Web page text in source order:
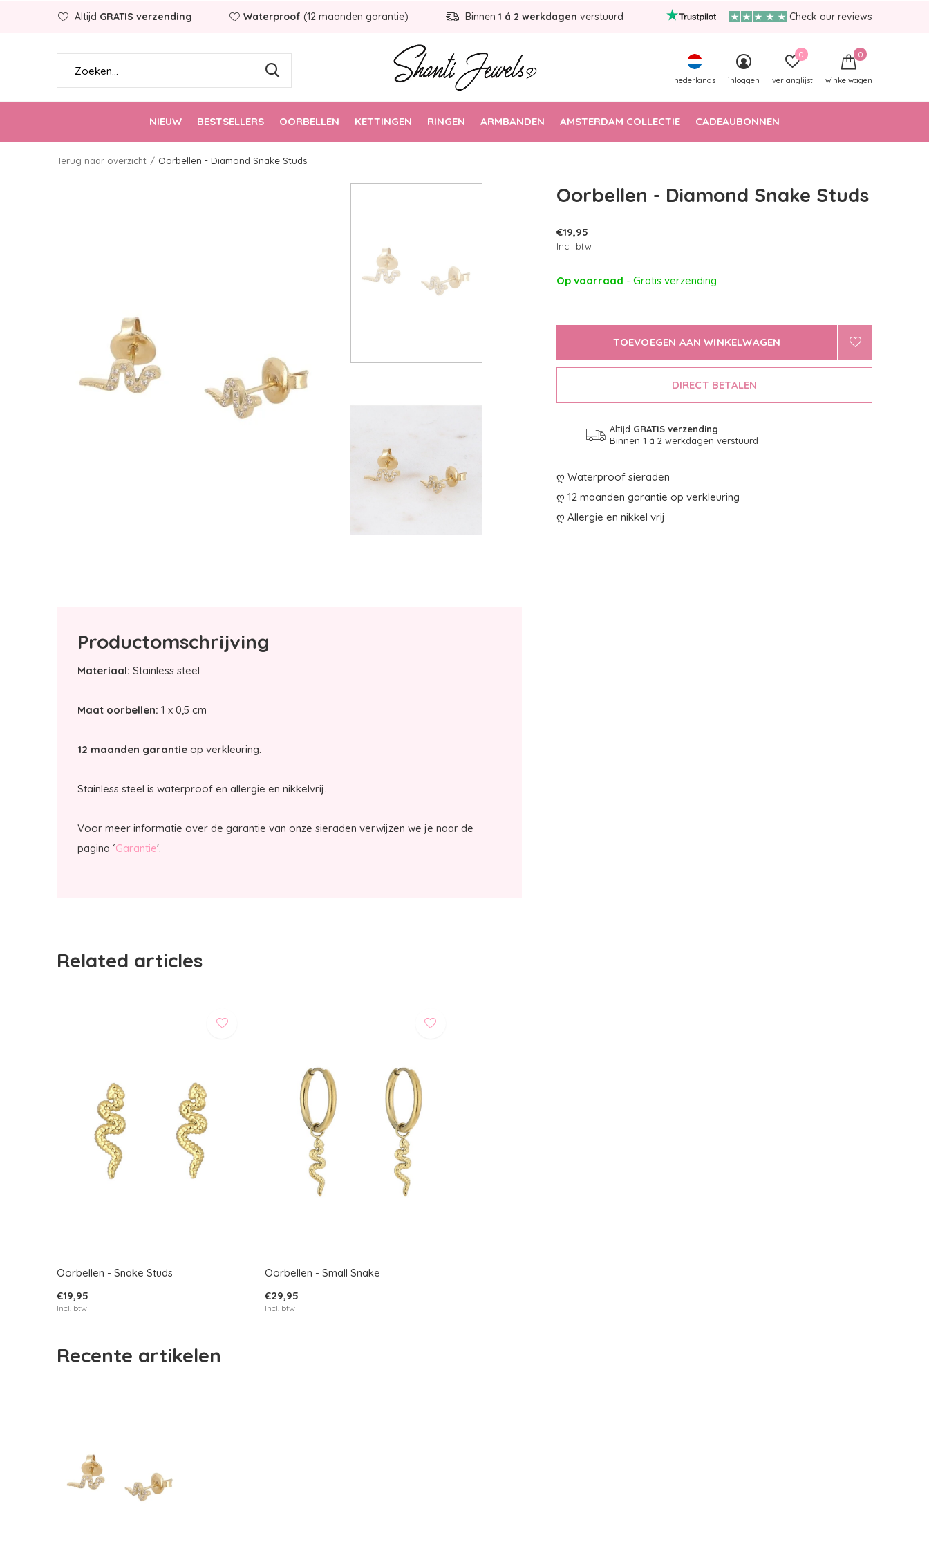
NIEUW BESTSELLERS OORBELLEN KETTINGEN RINGEN ARMBANDEN AMSTERDAM COLLECTIE CADEAUBONNEN
nederlands inloggen verlanglijst
0
winkelwagen
0
Altijd GRATIS verzending Waterproof (12 maanden garantie) Binnen 1 á 2 werkdagen verstuurd Check our reviews
Terug naar overzicht Oorbellen - Diamond Snake Studs
Oorbellen - Diamond Snake Studs
€19,95
Incl. btw
Op voorraad - Gratis verzending
TOEVOEGEN AAN WINKELWAGEN
DIRECT BETALEN
Altijd GRATIS verzending
Binnen 1 á 2 werkdagen verstuurd
ღ Waterproof sieraden
ღ 12 maanden garantie op verkleuring
ღ Allergie en nikkel vrij
Productomschrijving
Materiaal: Stainless steel
Maat oorbellen: 1 x 0,5 cm
12 maanden garantie op verkleuring.
Stainless steel is waterproof en allergie en nikkelvrij.
Voor meer informatie over de garantie van onze sieraden verwijzen we je naar de
pagina ‘Garantie'.
Related articles
Oorbellen - Snake Studs
€19,95
Incl. btw
Oorbellen - Small Snake
€29,95
Incl. btw
Recente artikelen